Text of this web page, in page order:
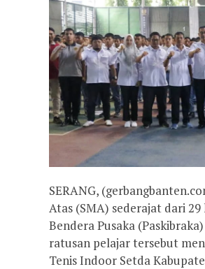
SERANG,
Atas (SMA) sederajat dari
Bendera Pusaka
ratusan pelajar tersebut
Tenis Indoor Setda